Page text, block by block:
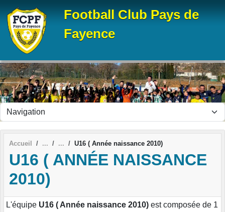
Football Club Pays de
Fayence
Accueil U16 ( Année naissance 2010)
U16 ( ANNÉE NAISSANCE
2010)
L'équipe U16 ( Année naissance 2010) est composée de 1
Panneau de gestion des cookies